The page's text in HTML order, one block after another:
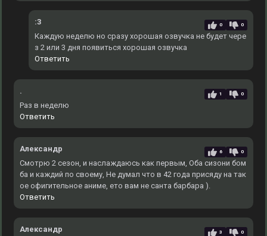
:3 0 0
Каждую неделю но сразу хорошая озвучка не будет чере
з 2 или 3 дня появиться хорошая озвучка
Ответить
. 1 0
Раз в неделю
Ответить
Александр 6 0
Смотрю 2 сезон, и наслаждаюсь как первым, Оба сизони бом
ба и каждий по своему, Не думал что в 42 года присяду на так
ое офигительное аниме, ето вам не санта барбара ).
Ответить
Александр 3 0